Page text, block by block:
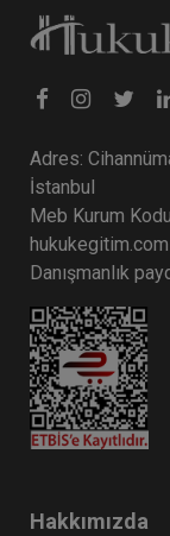
Adres:
İstanbul
Meb Kurum
Danışmanlık
Hakkımızda